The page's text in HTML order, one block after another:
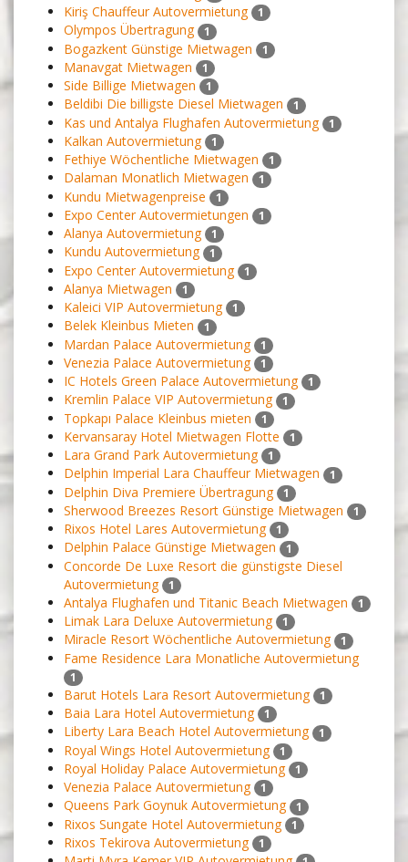
Kiriş Chauffeur Autovermietung 1
Olympos Übertragung 1
Bogazkent Günstige Mietwagen 1
Manavgat Mietwagen 1
Side Billige Mietwagen 1
Beldibi Die billigste Diesel Mietwagen 1
Kas und Antalya Flughafen Autovermietung 1
Kalkan Autovermietung 1
Fethiye Wöchentliche Mietwagen 1
Dalaman Monatlich Mietwagen 1
Kundu Mietwagenpreise 1
Expo Center Autovermietungen 1
Alanya Autovermietung 1
Kundu Autovermietung 1
Expo Center Autovermietung 1
Alanya Mietwagen 1
Kaleici VIP Autovermietung 1
Belek Kleinbus Mieten 1
Mardan Palace Autovermietung 1
Venezia Palace Autovermietung 1
IC Hotels Green Palace Autovermietung 1
Kremlin Palace VIP Autovermietung 1
Topkapı Palace Kleinbus mieten 1
Kervansaray Hotel Mietwagen Flotte 1
Lara Grand Park Autovermietung 1
Delphin Imperial Lara Chauffeur Mietwagen 1
Delphin Diva Premiere Übertragung 1
Sherwood Breezes Resort Günstige Mietwagen 1
Rixos Hotel Lares Autovermietung 1
Delphin Palace Günstige Mietwagen 1
Concorde De Luxe Resort die günstigste Diesel
Autovermietung
1
Antalya Flughafen und Titanic Beach Mietwagen 1
Limak Lara Deluxe Autovermietung 1
Miracle Resort Wöchentliche Autovermietung 1
Fame Residence Lara Monatliche Autovermietung
1
Barut Hotels Lara Resort Autovermietung 1
Baia Lara Hotel Autovermietung 1
Liberty Lara Beach Hotel Autovermietung 1
Royal Wings Hotel Autovermietung 1
Royal Holiday Palace Autovermietung 1
Venezia Palace Autovermietung 1
Queens Park Goynuk Autovermietung 1
Rixos Sungate Hotel Autovermietung 1
Rixos Tekirova Autovermietung 1